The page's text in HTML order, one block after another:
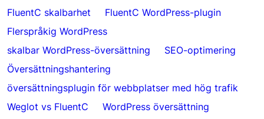
FluentC skalbarhet
FluentC WordPress-plugin
Flerspråkig WordPress
skalbar WordPress-översättning
SEO-optimering
Översättningshantering
översättningsplugin för webbplatser med hög trafik
Weglot vs FluentC
WordPress översättning